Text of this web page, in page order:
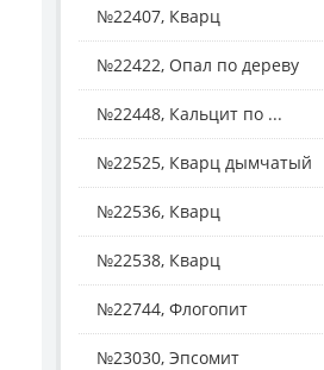
№22407, Кварц
№22422, Опал по дереву
№22448, Кальцит по ...
№22525, Кварц дымчатый
№22536, Кварц
№22538, Кварц
№22744, Флогопит
№23030, Эпсомит